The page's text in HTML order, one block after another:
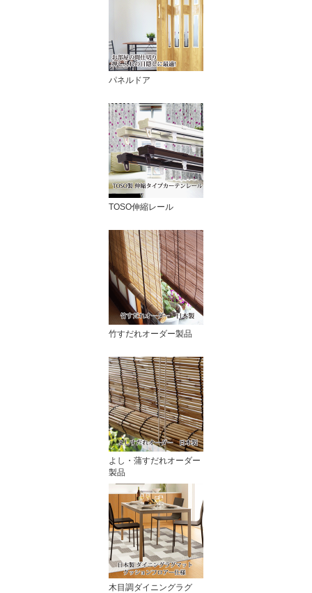
パネルドア
TOSO伸縮レール
竹すだれオーダー製品
よし・蒲すだれオーダー
製品
木目調ダイニングラグ